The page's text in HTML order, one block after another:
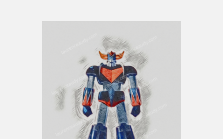
plusieurs
variations.
Les
options
peuvent
être
choisies
sur
la
page
du